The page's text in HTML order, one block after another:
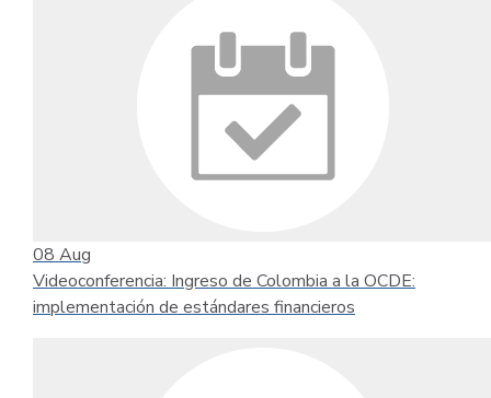
08 Aug
Videoconferencia: Ingreso de Colombia a la OCDE:
implementación de estándares financieros